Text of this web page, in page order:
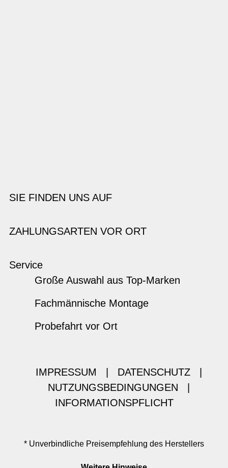
SIE FINDEN UNS AUF
ZAHLUNGSARTEN VOR ORT
Service
Große Auswahl aus Top-Marken
Fachmännische Montage
Probefahrt vor Ort
IMPRESSUM DATENSCHUTZ
NUTZUNGSBEDINGUNGEN
INFORMATIONSPFLICHT
* Unverbindliche Preisempfehlung des Herstellers